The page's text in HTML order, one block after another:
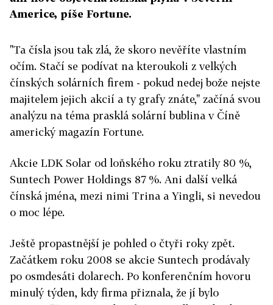
Americe, píše Fortune.
"Ta čísla jsou tak zlá, že skoro nevěříte vlastním
očím. Stačí se podívat na kteroukoli z velkých
čínských solárních firem - pokud nedej bože nejste
majitelem jejich akcií a ty grafy znáte," začíná svou
analýzu na téma prasklá solární bublina v Číně
americký magazín Fortune.
Akcie LDK Solar od loňského roku ztratily 80 %,
Suntech Power Holdings 87 %. Ani další velká
čínská jména, mezi nimi Trina a Yingli, si nevedou
o moc lépe.
Ještě propastnější je pohled o čtyři roky zpět.
Začátkem roku 2008 se akcie Suntech prodávaly
po osmdesáti dolarech. Po konferenčním hovoru
minulý týden, kdy firma přiznala, že jí bylo